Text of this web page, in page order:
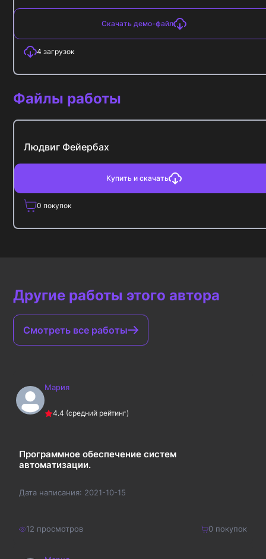
Скачать демо-файл
4 загрузок
Файлы работы
Людвиг Фейербах
Купить и скачать
0 покупок
Другие работы этого автора
Смотреть все работы
Мария
4.4 (средний рейтинг)
Программное обеспечение систем
автоматизации.
Дата написания: 2021-10-15
12 просмотров 0покупок